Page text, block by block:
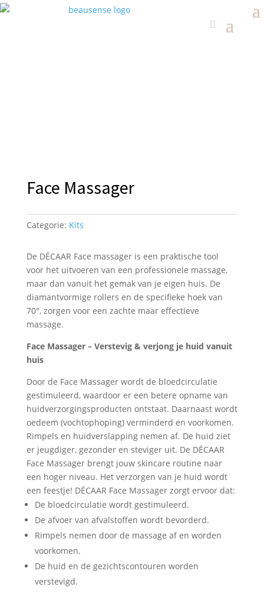
Face Massager
Categorie: Kits
De DÉCAAR Face massager is een praktische tool
voor het uitvoeren van een professionele massage,
maar dan vanuit het gemak van je eigen huis. De
diamantvormige rollers en de specifieke hoek van
70°, zorgen voor een zachte maar effectieve
massage.
Face Massager – Verstevig & verjong je huid vanuit
huis
Door de Face Massager wordt de bloedcirculatie
gestimuleerd, waardoor er een betere opname van
huidverzorgingsproducten ontstaat. Daarnaast wordt
oedeem (vochtophoping) verminderd en voorkomen.
Rimpels en huidverslapping nemen af. De huid ziet
er jeugdiger, gezonder en steviger uit. De DÉCAAR
Face Massager brengt jouw skincare routine naar
een hoger niveau. Het verzorgen van je huid wordt
een feestje! DÉCAAR Face Massager zorgt ervoor dat:
De bloedcirculatie wordt gestimuleerd.
De afvoer van afvalstoffen wordt bevorderd.
Rimpels nemen door de massage af en worden
voorkomen.
De huid en de gezichtscontouren worden
verstevigd.